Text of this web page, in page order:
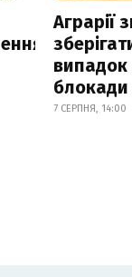
Аграрії
випадок
блокади
7 СЕРПНЯ, 14:00